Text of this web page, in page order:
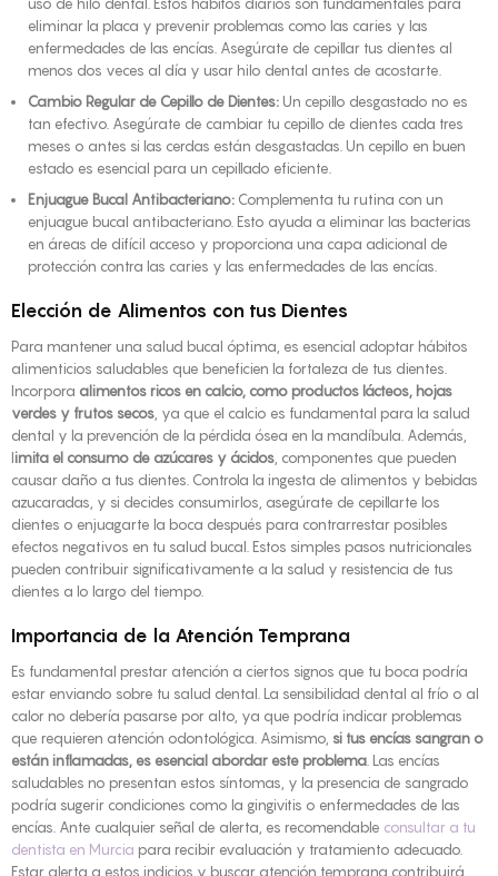
eliminar la placa y prevenir problemas como las caries y las
enfermedades de las encías. Asegúrate de cepillar tus dientes al
menos dos veces al día y usar hilo dental antes de acostarte.
Cambio Regular de Cepillo de Dientes: Un cepillo desgastado no es
tan efectivo. Asegúrate de cambiar tu cepillo de dientes cada tres
meses o antes si las cerdas están desgastadas. Un cepillo en buen
estado es esencial para un cepillado eficiente.
Enjuague Bucal Antibacteriano: Complementa tu rutina con un
enjuague bucal antibacteriano. Esto ayuda a eliminar las bacterias
en áreas de difícil acceso y proporciona una capa adicional de
protección contra las caries y las enfermedades de las encías.
Elección de Alimentos con tus Dientes
Para mantener una salud bucal óptima, es esencial adoptar hábitos
alimenticios saludables que beneficien la fortaleza de tus dientes.
Incorpora alimentos ricos en calcio, como productos lácteos, hojas
verdes y frutos secos , ya que el calcio es fundamental para la salud
dental y la prevención de la pérdida ósea en la mandíbula. Además,
limita el consumo de azúcares y ácidos , componentes que pueden
causar daño a tus dientes. Controla la ingesta de alimentos y bebidas
azucaradas, y si decides consumirlos, asegúrate de cepillarte los
dientes o enjuagarte la boca después para contrarrestar posibles
efectos negativos en tu salud bucal. Estos simples pasos nutricionales
pueden contribuir significativamente a la salud y resistencia de tus
dientes a lo largo del tiempo.
Importancia de la Atención Temprana
Es fundamental prestar atención a ciertos signos que tu boca podría
estar enviando sobre tu salud dental. La sensibilidad dental al frío o al
calor no debería pasarse por alto, ya que podría indicar problemas
que requieren atención odontológica. Asimismo, si tus encías sangran o
están inflamadas, es esencial abordar este problema. Las encías
saludables no presentan estos síntomas, y la presencia de sangrado
podría sugerir condiciones como la gingivitis o enfermedades de las
encías. Ante cualquier señal de alerta, es recomendable consultar a tu
dentista en Murcia para recibir evaluación y tratamiento adecuado.
Estar alerta a estos indicios y buscar atención temprana contribuirá